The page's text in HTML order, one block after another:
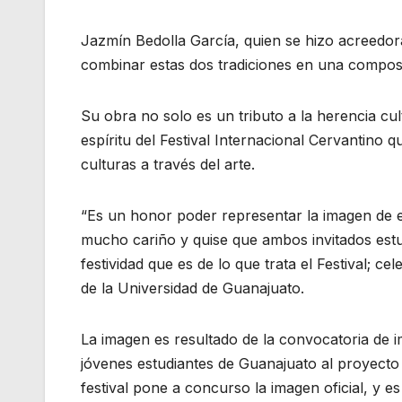
Jazmín Bedolla García, quien se hizo
combinar estas dos tradiciones en una
Su obra no solo es un tributo a la herencia
espíritu del Festival Internacional Cervantino
culturas a través del arte.
“Es un honor poder representar la imagen
mucho cariño y quise que ambos invitados
festividad que es de lo que trata el Festival;
de la Universidad de Guanajuato.
La imagen es resultado de la convocatoria
jóvenes estudiantes de Guanajuato al
festival pone a concurso la imagen oficial, y